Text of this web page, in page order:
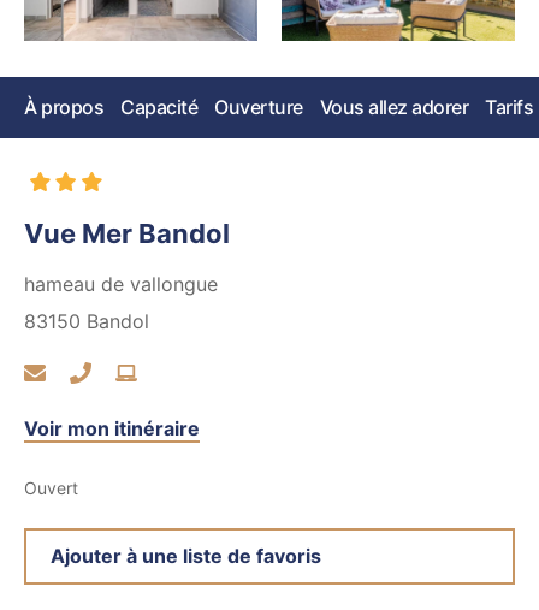
À propos Capacité Ouverture Vous allez adorer Tarifs
Vue Mer Bandol
hameau de vallongue
83150 Bandol
Voir mon itinéraire
Ouvert
Ajouter à une liste de favoris